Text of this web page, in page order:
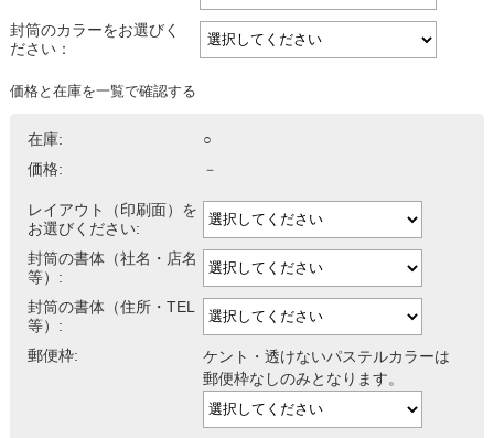
封筒のカラーをお選びく
ださい：
価格と在庫を一覧で確認する
在庫:
○
価格:
－
レイアウト（印刷面）を
お選びください:
封筒の書体（社名・店名
等）:
封筒の書体（住所・TEL
等）:
郵便枠:
ケント・透けないパステルカラーは
郵便枠なしのみとなります。